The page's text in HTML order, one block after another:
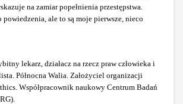
na zamiar popełnienia przestępstwa.
powiedzenia, ale to są moje pierwsze, nieco
lekarz, działacz na rzecz praw człowieka i
Północna Walia. Założyciel organizacji
Współpracownik naukowy Centrum Badań